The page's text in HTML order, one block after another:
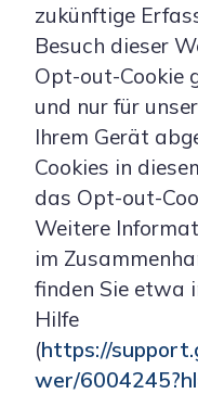
zukünftige
Besuch dieser
Opt-out-Cookie
und nur für
Ihrem Gerät
Cookies in
das Opt-out-
Weitere
im
finden Sie etwa
Hilfe
(https://
wer/